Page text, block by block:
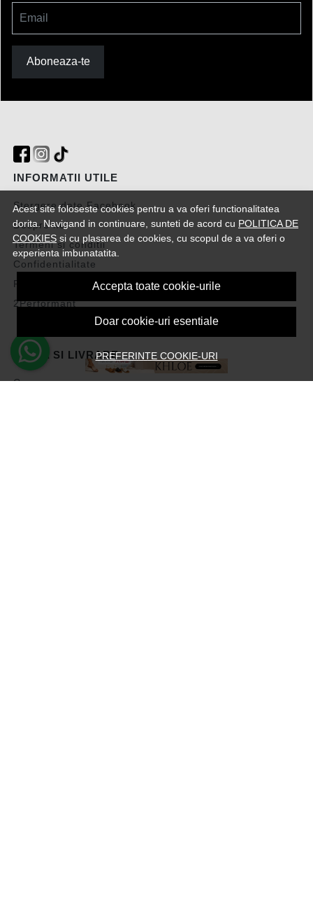
Acest site foloseste cookies pentru a va oferi functionalitatea
dorita. Navigand in continuare, sunteti de acord cu POLITICA DE
COOKIES si cu plasarea de cookies, cu scopul de a va oferi o
experienta imbunatatita.
Accepta toate cookie-urile
Doar cookie-uri esentiale
PREFERINTE COOKIE-URI
Email
Aboneaza-te
INFORMATII UTILE
Stergere date Facebook
Despre noi
Termeni si conditii
Confidentialitate
Politica de Cookies
2Performant
PLATA SI LIVRARE
Cum cumpar